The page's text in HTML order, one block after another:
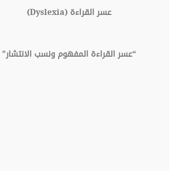
عسر القراءة(Dyslexia)
“عسر القراءة المفهوم ونسب الانتشار”